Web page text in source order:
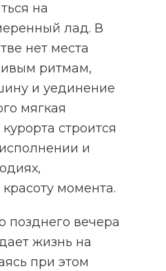
на
лад. В
нет места
ритмам,
и уединение
мягкая
строится
и
момента.
позднего вечера
жизнь на
при этом